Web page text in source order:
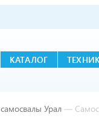
КАТАЛОГ
Урал —